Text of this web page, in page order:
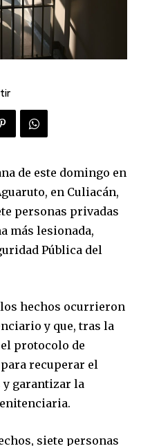
de este domingo en
en Culiacán,
personas privadas
más lesionada,
Pública del
hechos ocurrieron
y que, tras la
protocolo de
recuperar el
garantizar la
siete personas